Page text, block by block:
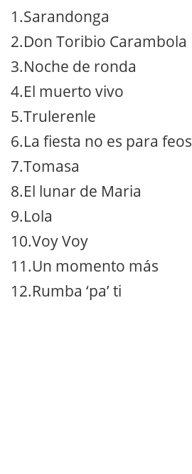
1.Sarandonga
2.Don Toribio Carambola
3.Noche de ronda
4.El muerto vivo
5.Trulerenle
6.La fiesta no es para feos
7.Tomasa
8.El lunar de Maria
9.Lola
10.Voy Voy
11.Un momento más
12.Rumba ‘pa’ ti